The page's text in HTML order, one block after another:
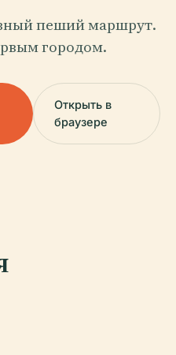
пеший маршрут.
городом.
Открыть в
браузере